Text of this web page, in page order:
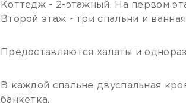
Коттедж - 2-этажный. На первом
Второй этаж - три спальни и
Предоставляются халаты и
В каждой спальне двуспальная
банкетка.